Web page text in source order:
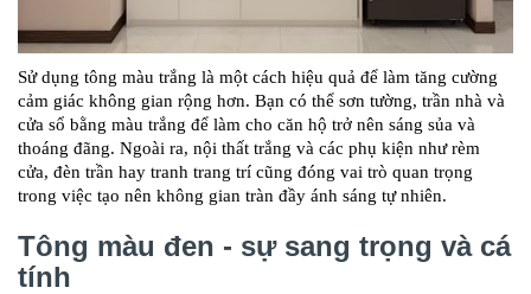
Sử dụng tông màu trắng là một cách hiệu quả để làm tăng cường
cảm giác không gian rộng hơn. Bạn có thể sơn tường, trần nhà và
cửa sổ bằng màu trắng để làm cho căn hộ trở nên sáng sủa và
thoáng đãng. Ngoài ra, nội thất trắng và các phụ kiện như rèm
cửa, đèn trần hay tranh trang trí cũng đóng vai trò quan trọng
trong việc tạo nên không gian tràn đầy ánh sáng tự nhiên.
Tông màu đen - sự sang trọng và cá
tính